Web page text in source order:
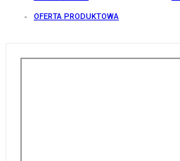
OFERTA PRODUKTOWA